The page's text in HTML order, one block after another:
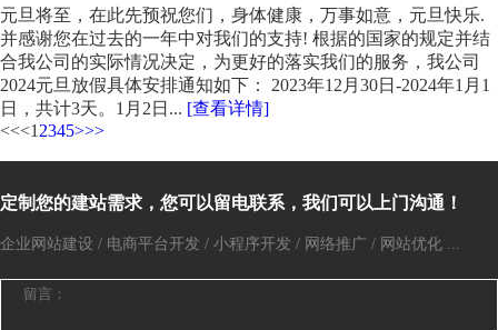
元旦将至，在此先预祝您们，身体健康，万事如意，元旦快乐.
并感谢您在过去的一年中对我们的支持! 根据的国家的规定并结
合我公司的实际情况决定，为更好的落实我们的服务，我公司
2024元旦放假具体安排通知如下： 2023年12月30日-2024年1月1
日，共计3天。1月2日... [查看详情]
<<<1 2345>>>
定制您的建站需求，您可以留电联系，我们可以上门沟通！
企业网站建设 / 电商平台开发 / 小程序开发 / 网络推广 / 网站优化 ...